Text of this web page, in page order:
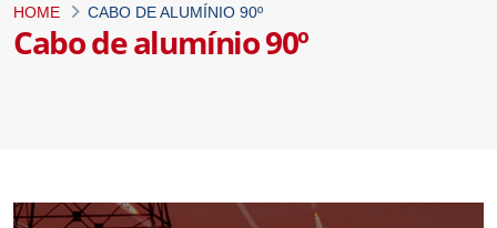
Cabo de alumínio 90º
HOME CABO DE ALUMÍNIO 90º